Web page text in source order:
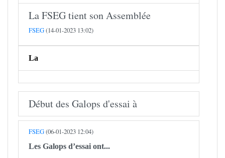
​​​​​​​La FSEG tient son Assemblée
FSEG(14-01-2023 13:02)
La
Début des Galops d'essai à
FSEG(06-01-2023 12:04)
Les Galops d’essai ont...